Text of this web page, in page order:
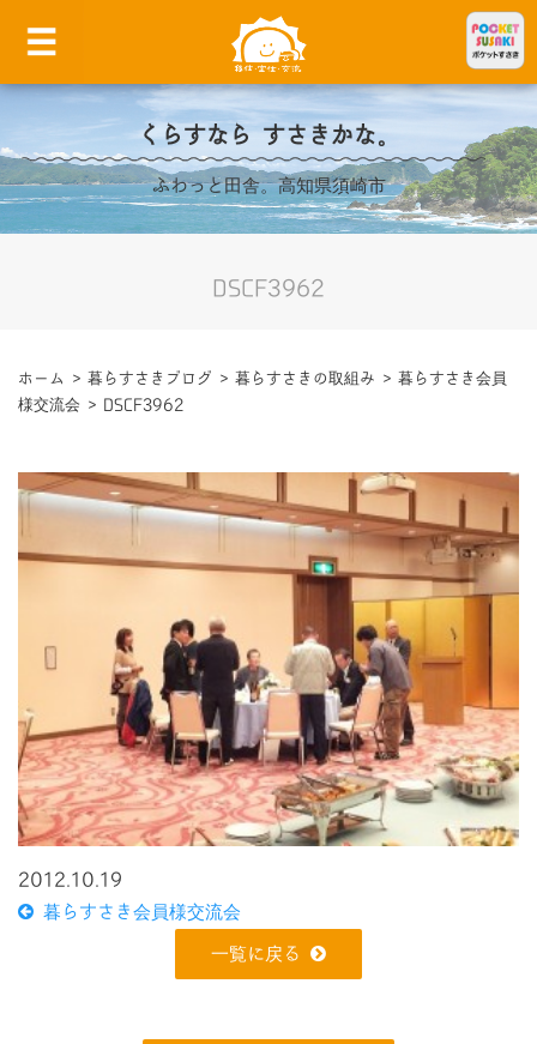
くらすなら すさきかな。
ふわっと田舎。高知県須崎市
DSCF3962
ホーム > 暮らすさきブログ > 暮らすさきの取組み > 暮らすさき会員
様交流会 > DSCF3962
2012.10.19
暮らすさき会員様交流会
一覧に戻る